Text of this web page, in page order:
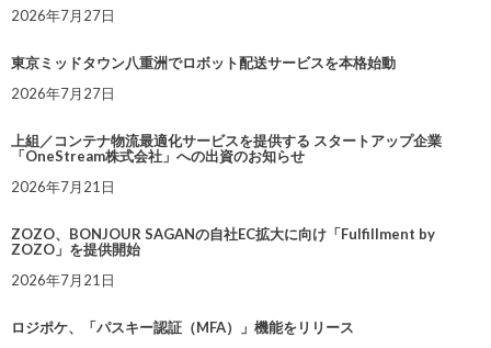
2026年7月27日
東京ミッドタウン八重洲でロボット配送サービスを本格始動
2026年7月27日
上組／コンテナ物流最適化サービスを提供する スタートアップ企業
「OneStream株式会社」への出資のお知らせ
2026年7月21日
ZOZO、BONJOUR SAGANの自社EC拡大に向け「Fulfillment by
ZOZO」を提供開始
2026年7月21日
ロジポケ、「パスキー認証（MFA）」機能をリリース